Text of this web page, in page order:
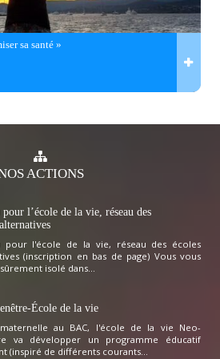
sa santé »
ACTIONS
pour l’école de la vie, réseau des
pour l'école de la vie, réseau des écoles
(inscription en bas de page) Vous vous
isolé dans...
École de la vie
au BAC, l'école de la vie Neo-
va développer un programme éducatif
(inspiré de différents courants...